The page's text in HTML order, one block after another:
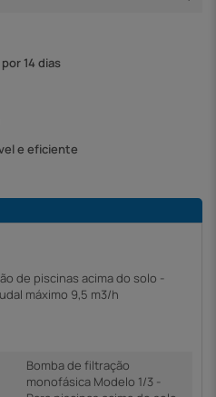
14 dias
e eficiente
de piscinas acima do solo -
máximo 9,5 m3/h
Bomba de filtração
monofásica Modelo 1/3 -